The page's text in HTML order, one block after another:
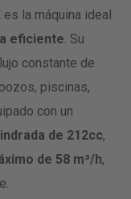
es la máquina ideal
eficiente. Su
constante de
piscinas,
con un
de 212cc,
de 58 m³/h,